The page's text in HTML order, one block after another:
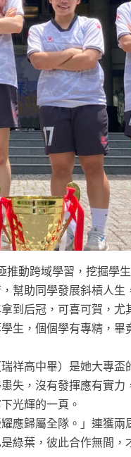
推動跨域學習，挖掘學
幫助同學發展斜槓人生
到后冠，可喜可賀，尤
生，個個學有專精，畢
祥高中畢）是她大專盃
失，沒有發揮應有實力
光輝的一頁。
應歸屬全隊。」連獲
綠葉，彼此合作無間